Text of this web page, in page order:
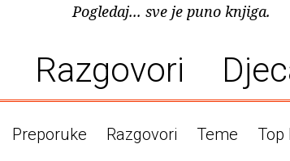
Pogledaj... sve je puno knjiga.
Razgovori
Preporuke Razgovori Teme Top